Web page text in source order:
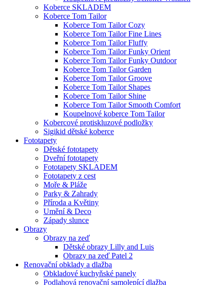
Koberce SKLADEM
Koberce Tom Tailor
Koberce Tom Tailor Cozy
Koberce Tom Tailor Fine Lines
Koberce Tom Tailor Fluffy
Koberce Tom Tailor Funky Orient
Koberce Tom Tailor Funky Outdoor
Koberce Tom Tailor Garden
Koberce Tom Tailor Groove
Koberce Tom Tailor Shapes
Koberce Tom Tailor Shine
Koberce Tom Tailor Smooth Comfort
Koupelnové koberce Tom Tailor
Kobercové protiskluzové podložky
Sigikid dětské koberce
Fototapety
Dětské fototapety
Dveřní fototapety
Fototapety SKLADEM
Fototapety z cest
Moře & Pláže
Parky & Zahrady
Příroda a Květiny
Umění & Deco
Západy slunce
Obrazy
Obrazy na zeď
Dětské obrazy Lilly and Luis
Obrazy na zeď Patel 2
Renovační obklady a dlažba
Obkladové kuchyňské panely
Podlahová renovační samolepící dlažba